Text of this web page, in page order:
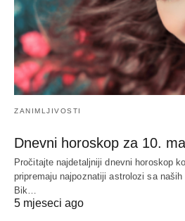
ZANIMLJIVOSTI
Dnevni horoskop za 10.
Pročitajte najdetaljniji dnevni horoskop
pripremaju najpoznatiji astrolozi sa naših
Bik…
5 mjeseci ago